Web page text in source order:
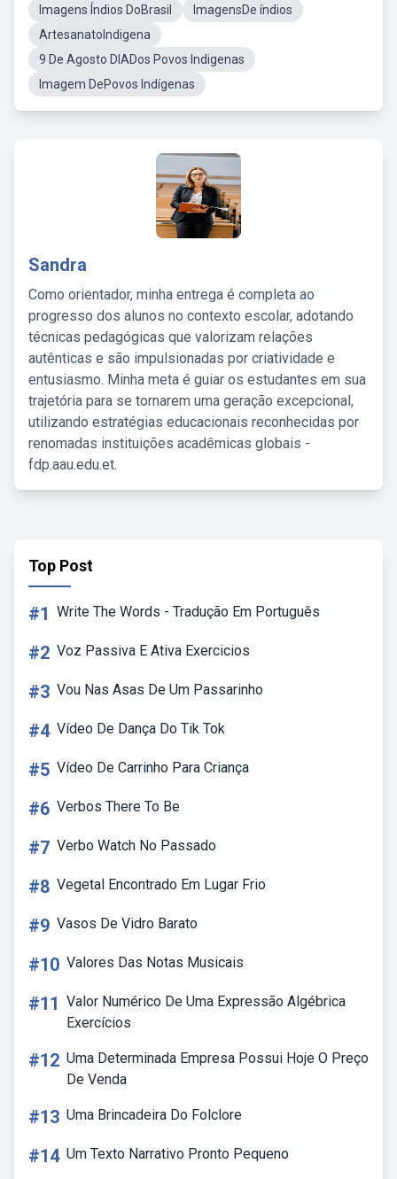
Imagens Índios DoBrasil
ImagensDe índios
ArtesanatoIndigena
9 De Agosto DIADos Povos Indigenas
Imagem DePovos Indígenas
Sandra
Como orientador, minha entrega é completa ao
progresso dos alunos no contexto escolar, adotando
técnicas pedagógicas que valorizam relações
autênticas e são impulsionadas por criatividade e
entusiasmo. Minha meta é guiar os estudantes em sua
trajetória para se tornarem uma geração excepcional,
utilizando estratégias educacionais reconhecidas por
renomadas instituições acadêmicas globais -
fdp.aau.edu.et.
Top Post
#1 Write The Words - Tradução Em Português
#2 Voz Passiva E Ativa Exercicios
#3 Vou Nas Asas De Um Passarinho
#4 Vídeo De Dança Do Tik Tok
#5 Vídeo De Carrinho Para Criança
#6 Verbos There To Be
#7 Verbo Watch No Passado
#8 Vegetal Encontrado Em Lugar Frio
#9 Vasos De Vidro Barato
#10 Valores Das Notas Musicais
#11 Valor Numérico De Uma Expressão Algébrica
Exercícios
#12 Uma Determinada Empresa Possui Hoje O Preço
De Venda
#13 Uma Brincadeira Do Folclore
#14 Um Texto Narrativo Pronto Pequeno